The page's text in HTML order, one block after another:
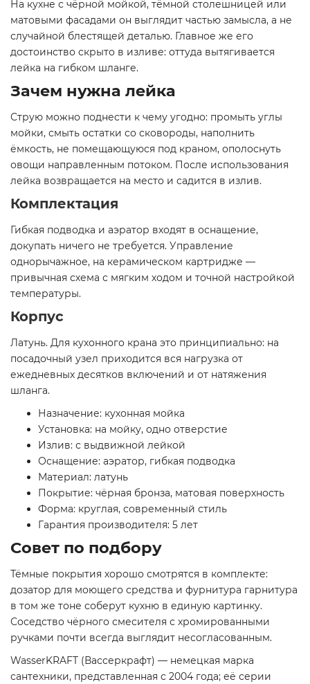
На кухне с чёрной мойкой, тёмной столешницей или
матовыми фасадами он выглядит частью замысла, а не
случайной блестящей деталью. Главное же его
достоинство скрыто в изливе: оттуда вытягивается
лейка на гибком шланге.
Зачем нужна лейка
Струю можно поднести к чему угодно: промыть углы
мойки, смыть остатки со сковороды, наполнить
ёмкость, не помещающуюся под краном, ополоснуть
овощи направленным потоком. После использования
лейка возвращается на место и садится в излив.
Комплектация
Гибкая подводка и аэратор входят в оснащение,
докупать ничего не требуется. Управление
однорычажное, на керамическом картридже —
привычная схема с мягким ходом и точной настройкой
температуры.
Корпус
Латунь. Для кухонного крана это принципиально: на
посадочный узел приходится вся нагрузка от
ежедневных десятков включений и от натяжения
шланга.
Назначение: кухонная мойка
Установка: на мойку, одно отверстие
Излив: с выдвижной лейкой
Оснащение: аэратор, гибкая подводка
Материал: латунь
Покрытие: чёрная бронза, матовая поверхность
Форма: круглая, современный стиль
Гарантия производителя: 5 лет
Совет по подбору
Тёмные покрытия хорошо смотрятся в комплекте:
дозатор для моющего средства и фурнитура гарнитура
в том же тоне соберут кухню в единую картинку.
Соседство чёрного смесителя с хромированными
ручками почти всегда выглядит несогласованным.
WasserKRAFT (Вассеркрафт) — немецкая марка
сантехники, представленная с 2004 года; её серии